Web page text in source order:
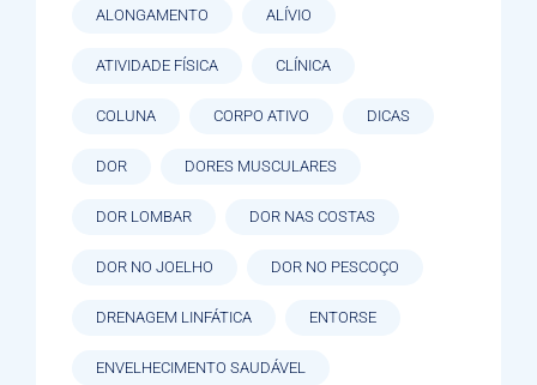
ALONGAMENTO ALÍVIO
ATIVIDADE FÍSICA CLÍNICA
COLUNA CORPO ATIVO DICAS
DOR DORES MUSCULARES
DOR LOMBAR DOR NAS COSTAS
DOR NO JOELHO DOR NO PESCOÇO
DRENAGEM LINFÁTICA ENTORSE
ENVELHECIMENTO SAUDÁVEL